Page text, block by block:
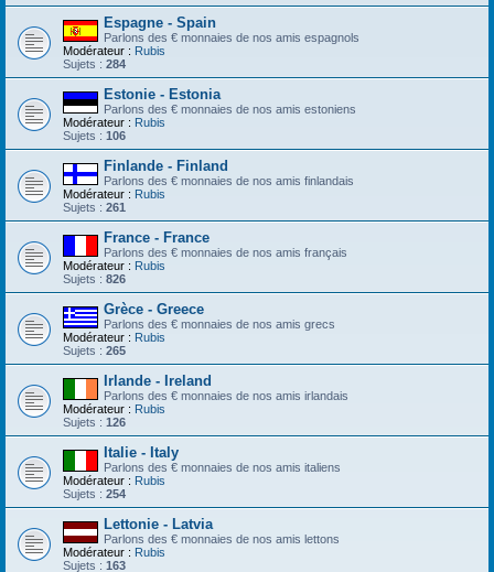
Espagne - Spain
Parlons des € monnaies de nos amis espagnols
Modérateur : Rubis
Sujets : 284
Estonie - Estonia
Parlons des € monnaies de nos amis estoniens
Modérateur : Rubis
Sujets : 106
Finlande - Finland
Parlons des € monnaies de nos amis finlandais
Modérateur : Rubis
Sujets : 261
France - France
Parlons des € monnaies de nos amis français
Modérateur : Rubis
Sujets : 826
Grèce - Greece
Parlons des € monnaies de nos amis grecs
Modérateur : Rubis
Sujets : 265
Irlande - Ireland
Parlons des € monnaies de nos amis irlandais
Modérateur : Rubis
Sujets : 126
Italie - Italy
Parlons des € monnaies de nos amis italiens
Modérateur : Rubis
Sujets : 254
Lettonie - Latvia
Parlons des € monnaies de nos amis lettons
Modérateur : Rubis
Sujets : 163